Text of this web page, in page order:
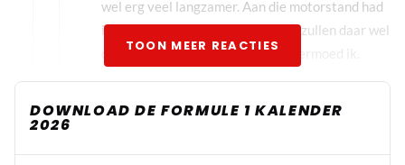
wel erg veel langzamer. Aan die motorstand had
ik helemaal niet gedacht, maar ze zullen daar wel
de beste beslissing over nemen, vermoed ik.
FranskE64
Nee, de gridstraf is voor de hoofdrace.
TOON MEER REACTIES
DOWNLOAD DE FORMULE 1 KALENDER
2026